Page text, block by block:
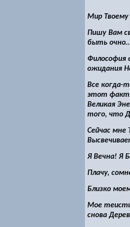
Мир
Пишу Вам
быть
Философия
ожидания
Все когда-
этот факт
Великая
того, что
Сейчас мне
Я Вечна! Я
Плачу,
Близко
Мое
снова